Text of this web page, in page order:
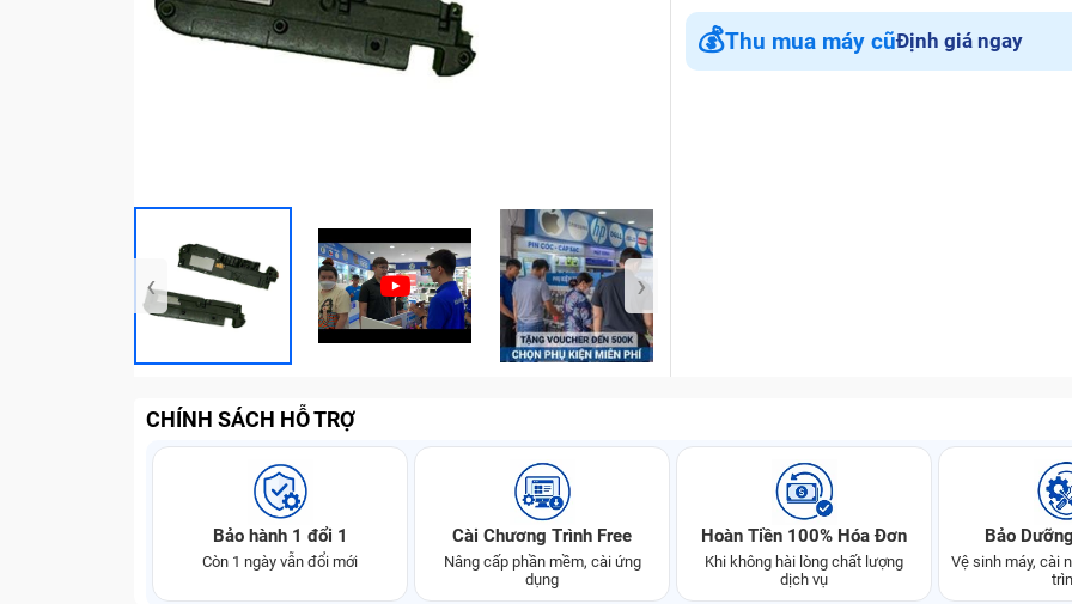
‹ ›
💰Thu mua máy cũĐịnh giá ngay
CHÍNH SÁCH HỖ TRỢ
Bảo hành 1 đổi 1
Còn 1 ngày vẫn đổi mới
Cài Chương Trình Free
Nâng cấp phần mềm, cài ứng
dụng
Hoàn Tiền 100% Hóa Đơn
Khi không hài lòng chất lượng
dịch vụ
Bảo
Vệ sinh máy, cài